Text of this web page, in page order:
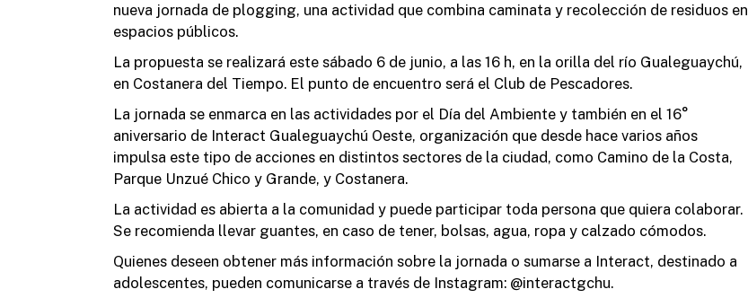
nueva jornada de plogging, una actividad que combina caminata y recolección de residuos en
espacios públicos.
La propuesta se realizará este sábado 6 de junio, a las 16 h, en la orilla del río Gualeguaychú,
en Costanera del Tiempo. El punto de encuentro será el Club de Pescadores.
La jornada se enmarca en las actividades por el Día del Ambiente y también en el 16°
aniversario de Interact Gualeguaychú Oeste, organización que desde hace varios años
impulsa este tipo de acciones en distintos sectores de la ciudad, como Camino de la Costa,
Parque Unzué Chico y Grande, y Costanera.
La actividad es abierta a la comunidad y puede participar toda persona que quiera colaborar.
Se recomienda llevar guantes, en caso de tener, bolsas, agua, ropa y calzado cómodos.
Quienes deseen obtener más información sobre la jornada o sumarse a Interact, destinado a
adolescentes, pueden comunicarse a través de Instagram: @interactgchu.